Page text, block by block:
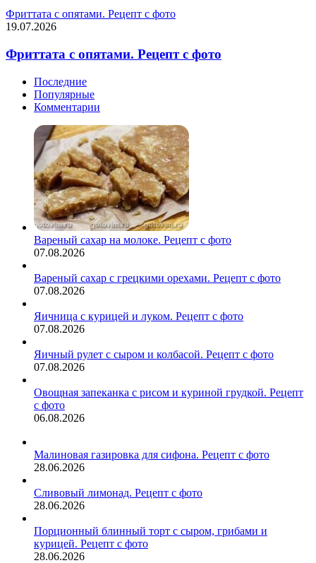
Фриттата с опятами. Рецепт с фото
19.07.2026
Фриттата с опятами. Рецепт с фото
Последние
Популярные
Комментарии
Вареный сахар на молоке. Рецепт с фото
07.08.2026
Вареный сахар с грецкими орехами. Рецепт с фото
07.08.2026
Яичница с курицей и луком. Рецепт с фото
07.08.2026
Яичный рулет с сыром и колбасой. Рецепт с фото
07.08.2026
Овощная запеканка с рисом и куриной грудкой. Рецепт
с фото
06.08.2026
Малиновая газировка для сифона. Рецепт с фото
28.06.2026
Сливовый лимонад. Рецепт с фото
28.06.2026
Порционный блинный торт с сыром, грибами и
курицей. Рецепт с фото
28.06.2026